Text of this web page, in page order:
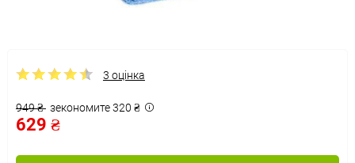
3 оцінка
949 ₴ зекономите 320 ₴
629 ₴